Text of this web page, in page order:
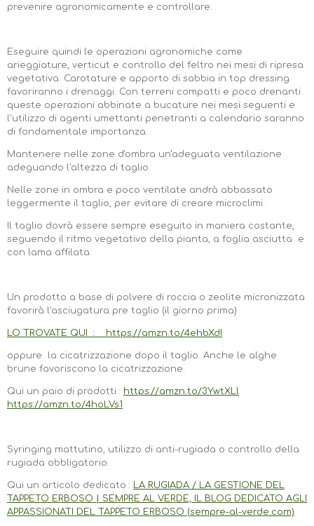
prevenire agronomicamente e controllare.
Eseguire quindi le operazioni agronomiche come
arieggiature, verticut e controllo del feltro nei mesi di ripresa
vegetativa. Carotature e apporto di sabbia in top dressing
favoriranno i drenaggi. Con terreni compatti e poco drenanti
queste operazioni abbinate a bucature nei mesi seguenti e
l'utilizzo di agenti umettanti penetranti a calendario saranno
di fondamentale importanza.
Mantenere nelle zone d'ombra un'adeguata ventilazione
adeguando l'altezza di taglio.
Nelle zone in ombra e poco ventilate andrà abbassato
leggermente il taglio, per evitare di creare microclimi.
Il taglio dovrà essere sempre eseguito in maniera costante,
seguendo il ritmo vegetativo della pianta, a foglia asciutta e
con lama affilata.
Un prodotto a base di polvere di roccia o zeolite micronizzata
favorirà l'asciugatura pre taglio (il giorno prima)
LO TROVATE QUI : https://amzn.to/4ehbXdI
oppure la cicatrizzazione dopo il taglio. Anche le alghe
brune favoriscono la cicatrizzazione.
Qui un paio di prodotti : https://amzn.to/3YwtXLl
https://amzn.to/4hoLVs1
Syringing mattutino, utilizzo di anti-rugiada o controllo della
rugiada obbligatorio.
Qui un articolo dedicato : LA RUGIADA / LA GESTIONE DEL
TAPPETO ERBOSO | SEMPRE AL VERDE, IL BLOG DEDICATO AGLI
APPASSIONATI DEL TAPPETO ERBOSO (sempre-al-verde.com)